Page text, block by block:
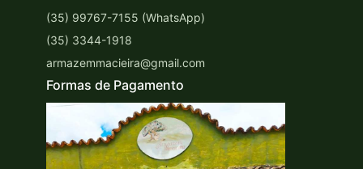
(35) 99767-7155 (WhatsApp)
(35) 3344-1918
armazemmacieira@gmail.com
Formas de Pagamento